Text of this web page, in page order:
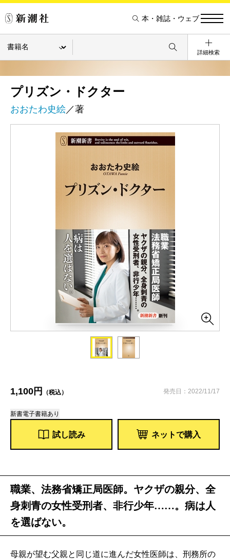
本・雑誌・ウェブ
詳細検索
プリズン・ドクター
おおたわ史絵／著
1,100円 （税込） 発売日：2022/11/17
新書電子書籍あり
試し読み ネットで購入
職業、法務省矯正局医師。ヤクザの親分、全
身刺青の女性受刑者、非行少年……。病は人
を選ばない。
母親が望む父親と同じ道に進んだ女性医師は、刑務所の